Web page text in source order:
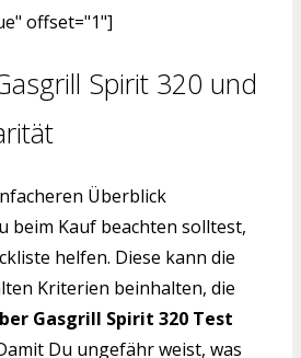
offset="1"]
Spirit 320 und
Überblick
beim Kauf beachten solltest,
helfen. Diese kann die
Kriterien beinhalten, die
Gasgrill Spirit 320 Test
Du ungefähr weist, was